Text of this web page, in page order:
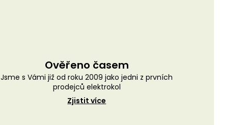
Ověřeno časem
Jsme s Vámi již od roku 2009 jako jedni z prvních
prodejců elektrokol
Zjistit více